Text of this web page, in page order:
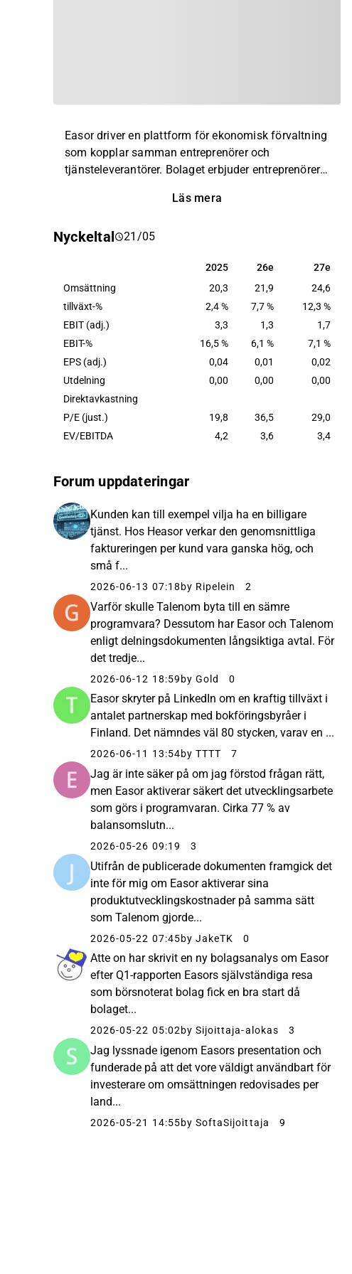
Easor driver en plattform för ekonomisk förvaltning
som kopplar samman entreprenörer och
tjänsteleverantörer. Bolaget erbjuder entreprenörer
redovisningsbyråer och tjänsteleverantörer
medelstora företagskunder och
Finland, Sverige och i ett antal länder runtom
Europa.
Läs mera
Nyckeltal 21/05
2025 26e 27e
2025 26e
27e
Omsättning
20,3 21,9
24,6
tillväxt-%
2,4 % 7,7 %
12,3 %
EBIT (adj.)
3,3 1,3
1,7
EBIT-%
16,5 % 6,1 %
7,1 %
EPS (adj.)
0,04 0,01
0,02
Utdelning
0,00 0,00
0,00
Direktavkastning
P/E (just.)
19,8 36,5
29,0
EV/EBITDA
4,2 3,6 3,4
Forum uppdateringar
Kunden kan till exempel vilja ha en billigare
tjänst. Hos Heasor verkar den genomsnittliga
faktureringen per kund vara ganska hög, och
små f...
2026-06-13 07:18 by Ripelein 2
Varför skulle Talenom byta till en sämre
programvara? Dessutom har Easor och Talenom
enligt delningsdokumenten långsiktiga avtal. För
det tredje...
2026-06-12 18:59 by Gold 0
Easor skryter på LinkedIn om en kraftig tillväxt i
antalet partnerskap med bokföringsbyråer i
Finland. Det nämndes väl 80 stycken, varav en ...
2026-06-11 13:54by TTTT 7
Jag är inte säker på om jag förstod frågan rätt,
men Easor aktiverar säkert det utvecklingsarbete
som görs i programvaran. Cirka 77 % av
balansomslutn...
2026-05-26 09:19 3
Utifrån de publicerade dokumenten framgick det
inte för mig om Easor aktiverar sina
produktutvecklingskostnader på samma sätt
som Talenom gjorde...
2026-05-22 07:45by JakeTK 0
Atte on har skrivit en ny bolagsanalys om Easor
efter Q1-rapporten Easors självständiga resa
som börsnoterat bolag fick en bra start då
bolaget...
2026-05-22 05:02 by Sijoittaja-alokas 3
Jag lyssnade igenom Easors presentation och
funderade på att det vore väldigt användbart för
investerare om omsättningen redovisades per
land...
2026-05-21 14:55by SoftaSijoittaja 9